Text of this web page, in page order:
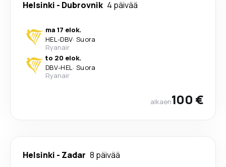
Helsinki - Dubrovnik 4 päivää
ma 17 elok.
HEL-DBV· Suora
Ryanair
to 20 elok.
DBV-HEL· Suora
Ryanair
alkaen100 €
Helsinki - Zadar 8 päivää